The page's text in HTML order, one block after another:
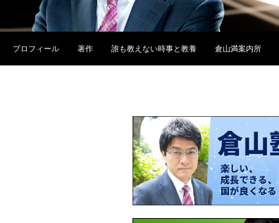
プロフィール 著作 誰も教えない時事と教養 倉山満案内所